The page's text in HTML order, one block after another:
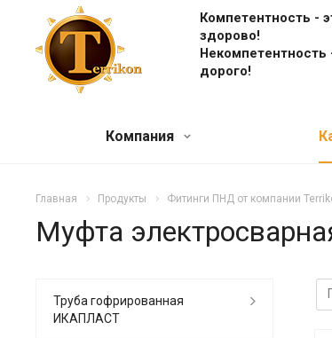
Компетентность -
здорово!
Некомпетентность
дорого!
Компания
Главная Продукты Фитинги ПНД от компании
Муфта
Труба гофрированная
ИКАПЛАСТ